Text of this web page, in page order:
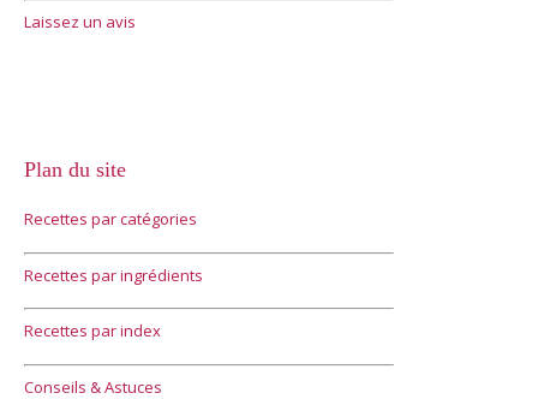
Laissez un avis
Plan du site
Recettes par catégories
Recettes par ingrédients
Recettes par index
Conseils & Astuces